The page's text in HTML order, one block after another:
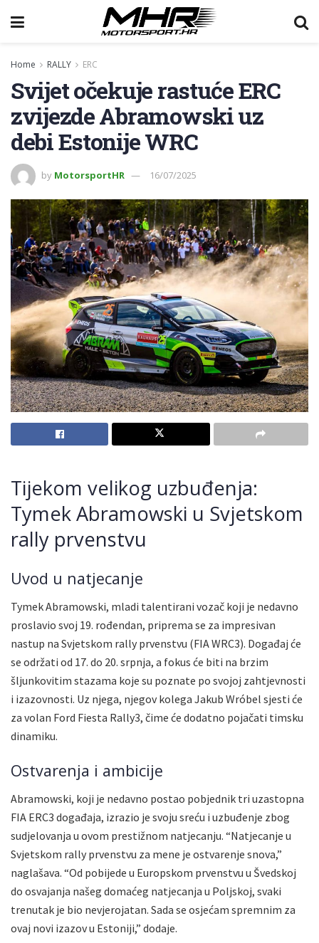
Home RALLY ERC
Svijet očekuje rastuće ERC
zvijezde Abramowski uz
debi Estonije WRC
by MotorsportHR 16/07/2025
Tijekom velikog uzbuđenja:
Tymek Abramowski u Svjetskom
rally prvenstvu
Uvod u natjecanje
Tymek Abramowski, mladi talentirani vozač koji je nedavno
proslavio svoj 19. rođendan, priprema se za impresivan
nastup na Svjetskom rally prvenstvu (FIA WRC3). Događaj će
se održati od 17. do 20. srpnja, a fokus će biti na brzim
šljunkovitim stazama koje su poznate po svojoj zahtjevnosti
i izazovnosti. Uz njega, njegov kolega Jakub Wróbel sjesti će
za volan Ford Fiesta Rally3, čime će dodatno pojačati timsku
dinamiku.
Ostvarenja i ambicije
Abramowski, koji je nedavno postao pobjednik tri uzastopna
FIA ERC3 događaja, izrazio je svoju sreću i uzbuđenje zbog
sudjelovanja u ovom prestižnom natjecanju. “Natjecanje u
Svjetskom rally prvenstvu za mene je ostvarenje snova,”
naglašava. “Od pobijede u Europskom prvenstvu u Švedskoj
do osvajanja našeg domaćeg natjecanja u Poljskoj, svaki
trenutak je bio nevjerojatan. Sada se osjećam spremnim za
ovaj novi izazov u Estoniji,” dodaje.